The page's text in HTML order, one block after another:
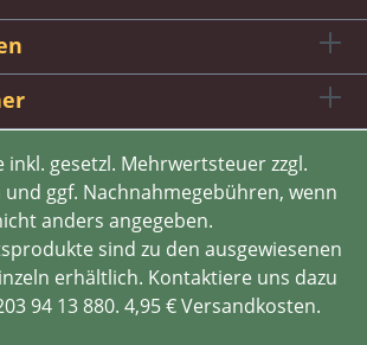
inkl. gesetzl. Mehrwertsteuer zzgl.
ggf. Nachnahmegebühren, wenn
anders angegeben.
sind zu den ausgewiesenen
erhältlich. Kontaktiere uns dazu
94 13 880. 4,95 € Versandkosten.